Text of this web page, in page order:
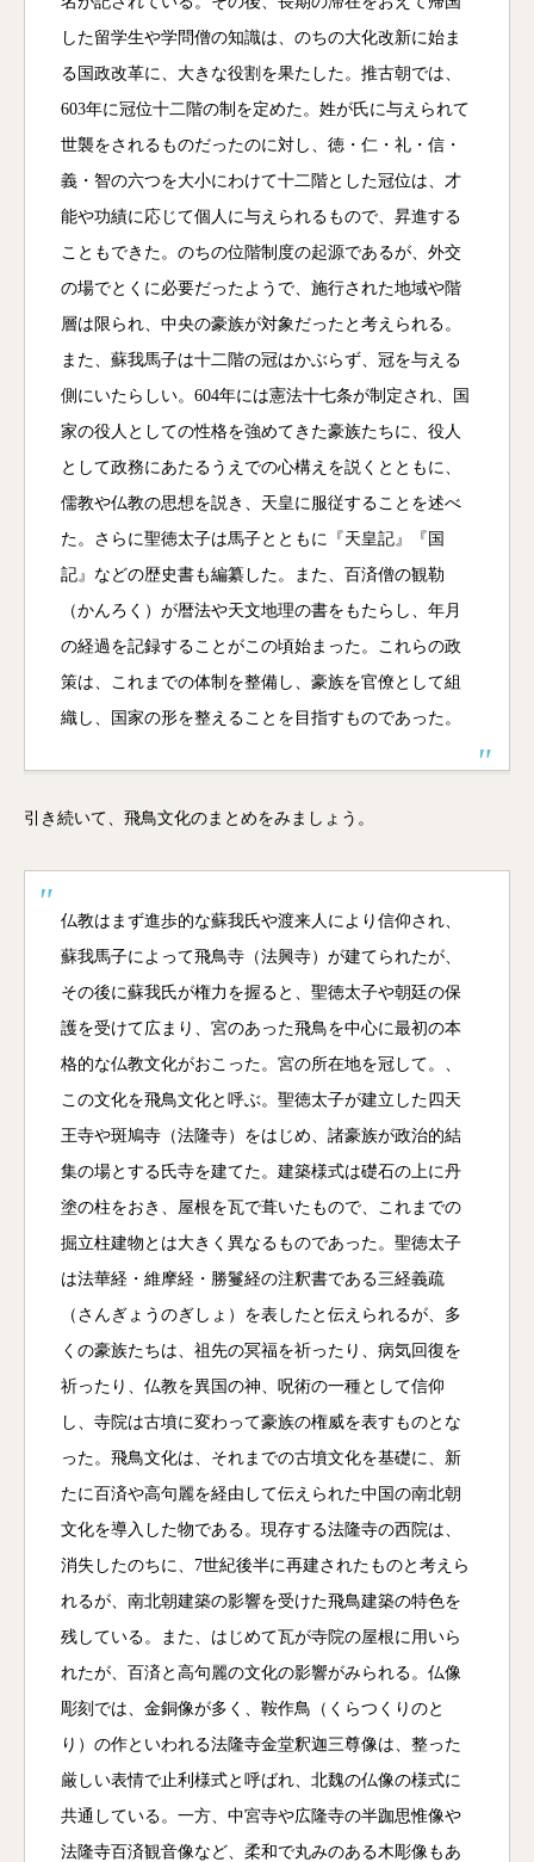
した留学生や学問僧の知識は、のちの大化改新に始ま
る国政改革に、大きな役割を果たした。推古朝では、
603年に冠位十二階の制を定めた。姓が氏に与えられて
世襲をされるものだったのに対し、徳・仁・礼・信・
義・智の六つを大小にわけて十二階とした冠位は、才
能や功績に応じて個人に与えられるもので、昇進する
こともできた。のちの位階制度の起源であるが、外交
の場でとくに必要だったようで、施行された地域や階
層は限られ、中央の豪族が対象だったと考えられる。
また、蘇我馬子は十二階の冠はかぶらず、冠を与える
側にいたらしい。604年には憲法十七条が制定され、国
家の役人としての性格を強めてきた豪族たちに、役人
として政務にあたるうえでの心構えを説くとともに、
儒教や仏教の思想を説き、天皇に服従することを述べ
た。さらに聖徳太子は馬子とともに『天皇記』『国
記』などの歴史書も編纂した。また、百済僧の観勒
（かんろく）が暦法や天文地理の書をもたらし、年月
の経過を記録することがこの頃始まった。これらの政
策は、これまでの体制を整備し、豪族を官僚として組
織し、国家の形を整えることを目指すものであった。
引き続いて、飛鳥文化のまとめをみましょう。
仏教はまず進歩的な蘇我氏や渡来人により信仰され、
蘇我馬子によって飛鳥寺（法興寺）が建てられたが、
その後に蘇我氏が権力を握ると、聖徳太子や朝廷の保
護を受けて広まり、宮のあった飛鳥を中心に最初の本
格的な仏教文化がおこった。宮の所在地を冠して。、
この文化を飛鳥文化と呼ぶ。聖徳太子が建立した四天
王寺や斑鳩寺（法隆寺）をはじめ、諸豪族が政治的結
集の場とする氏寺を建てた。建築様式は礎石の上に丹
塗の柱をおき、屋根を瓦で葺いたもので、これまでの
掘立柱建物とは大きく異なるものであった。聖徳太子
は法華経・維摩経・勝鬘経の注釈書である三経義疏
（さんぎょうのぎしょ）を表したと伝えられるが、多
くの豪族たちは、祖先の冥福を祈ったり、病気回復を
祈ったり、仏教を異国の神、呪術の一種として信仰
し、寺院は古墳に変わって豪族の権威を表すものとな
った。飛鳥文化は、それまでの古墳文化を基礎に、新
たに百済や高句麗を経由して伝えられた中国の南北朝
文化を導入した物である。現存する法隆寺の西院は、
消失したのちに、7世紀後半に再建されたものと考えら
れるが、南北朝建築の影響を受けた飛鳥建築の特色を
残している。また、はじめて瓦が寺院の屋根に用いら
れたが、百済と高句麗の文化の影響がみられる。仏像
彫刻では、金銅像が多く、鞍作鳥（くらつくりのと
り）の作といわれる法隆寺金堂釈迦三尊像は、整った
厳しい表情で止利様式と呼ばれ、北魏の仏像の様式に
共通している。一方、中宮寺や広隆寺の半跏思惟像や
法隆寺百済観音像など、柔和で丸みのある木彫像もあ